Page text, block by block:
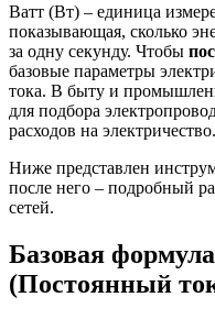
Ватт (Вт) – единица
показывающая, сколько
за одну секунду. Чтобы
базовые параметры
тока. В быту и
для подбора
расходов на электричество.
Ниже представлен
после него – подробный
сетей.
Базовая
(Постоянный